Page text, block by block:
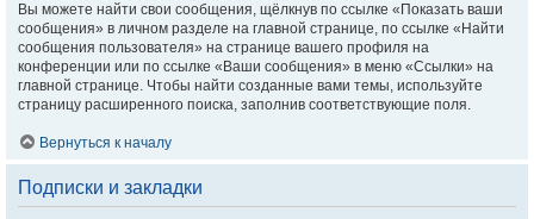
Вы можете найти свои сообщения, щёлкнув по ссылке «Показать ваши
сообщения» в личном разделе на главной странице, по ссылке «Найти
сообщения пользователя» на странице вашего профиля на
конференции или по ссылке «Ваши сообщения» в меню «Ссылки» на
главной странице. Чтобы найти созданные вами темы, используйте
страницу расширенного поиска, заполнив соответствующие поля.
Вернуться к началу
Подписки и закладки